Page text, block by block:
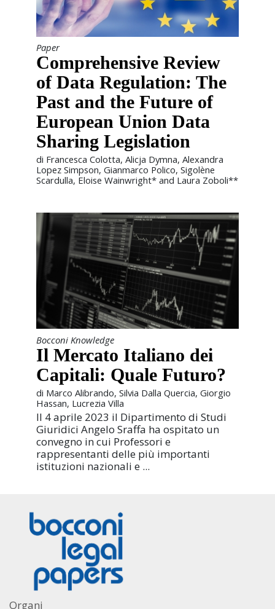
Paper
Comprehensive Review
of Data Regulation: The
Past and the Future of
European Union Data
Sharing Legislation
di Francesca Colotta, Alicja Dymna, Alexandra
Lopez Simpson, Gianmarco Polico, Sigolène
Scardulla, Eloise Wainwright* and Laura Zoboli**
Bocconi Knowledge
Il Mercato Italiano dei
Capitali: Quale Futuro?
di Marco Alibrando, Silvia Dalla Quercia, Giorgio
Hassan, Lucrezia Villa
Il 4 aprile 2023 il Dipartimento di Studi
Giuridici Angelo Sraffa ha ospitato un
convegno in cui Professori e
rappresentanti delle più importanti
istituzioni nazionali e ...
Organi